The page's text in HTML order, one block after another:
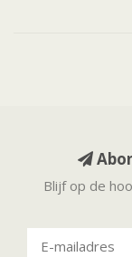
Blijf op de